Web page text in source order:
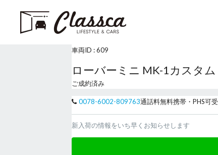
車両ID :609
ローバーミニ MK-1カスタ
ご成約済み
0078-6002-809763通話料無料携帯・PHS可
新入荷の情報をいち早くお知らせします